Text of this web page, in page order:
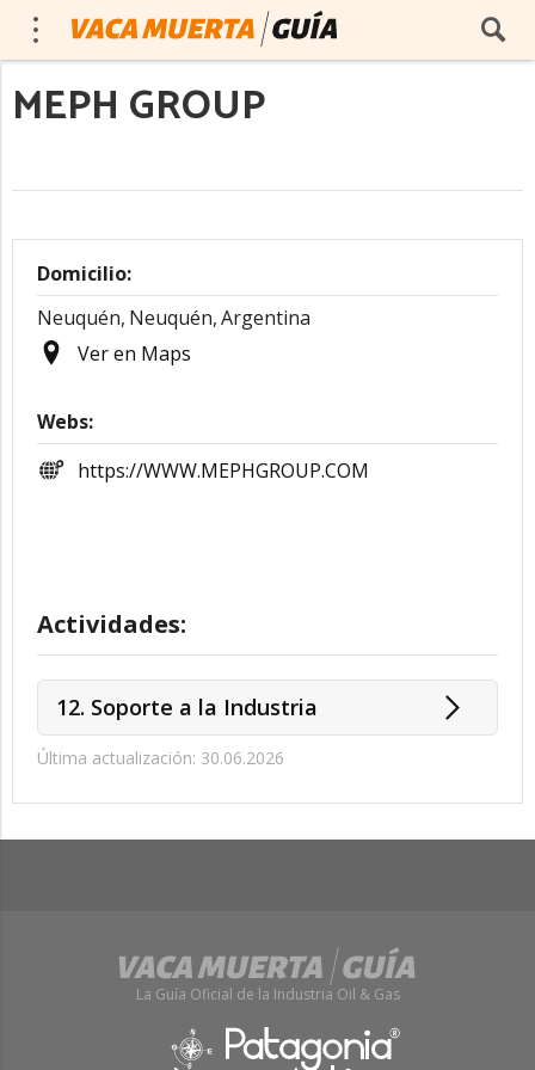
MEPH GROUP
Domicilio:
Neuquén, Neuquén,Argentina
Ver en Maps
Webs:
https://WWW.MEPHGROUP.COM
Actividades:
12. Soporte a la Industria
Última actualización: 30.06.2026
La Guía Oficial de la Industria Oil & Gas